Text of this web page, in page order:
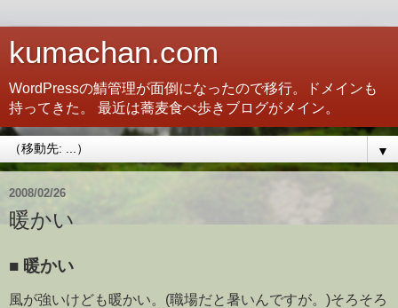
kumachan.com
WordPressの鯖管理が面倒になったので移行。ドメインも
持ってきた。 最近は蕎麦食べ歩きブログがメイン。
▼
2008/02/26
暖かい
■ 暖かい
風が強いけども暖かい。(職場だと暑いんですが。)そろそろ